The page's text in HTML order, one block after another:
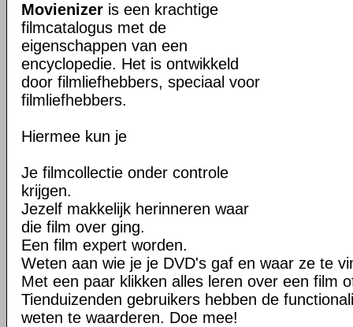
Movienizer is een krachtige
filmcatalogus met de
eigenschappen van een
encyclopedie. Het is ontwikkeld
door filmliefhebbers, speciaal voor
filmliefhebbers.
Hiermee kun je
Je filmcollectie onder controle
krijgen.
Jezelf makkelijk herinneren waar
die film over ging.
Een film expert worden.
Weten aan wie je je DVD's gaf en waar ze te
Met een paar klikken alles leren over een film
Tienduizenden gebruikers hebben de
weten te waarderen. Doe mee!